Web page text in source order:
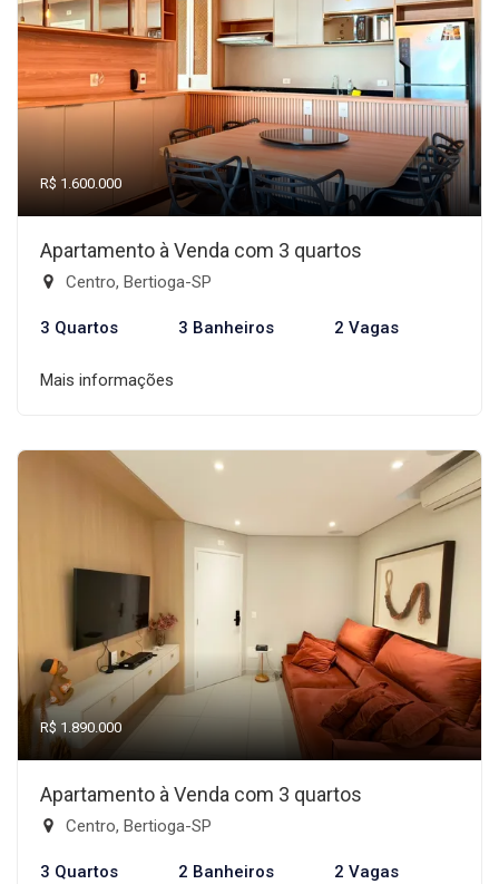
R$ 1.600.000
Apartamento à Venda com 3 quartos
Centro, Bertioga-SP
3 Quartos 3 Banheiros 2 Vagas
Mais informações
R$ 1.890.000
Apartamento à Venda com 3 quartos
Centro, Bertioga-SP
3 Quartos 2 Banheiros 2 Vagas